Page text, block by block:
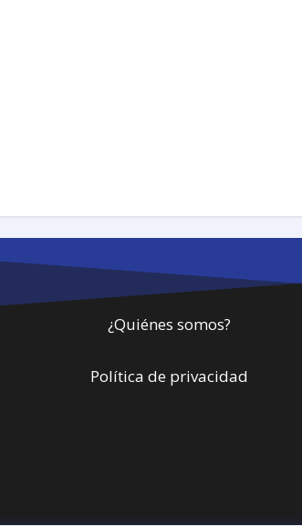
¿Quiénes somos?
Política de privacidad